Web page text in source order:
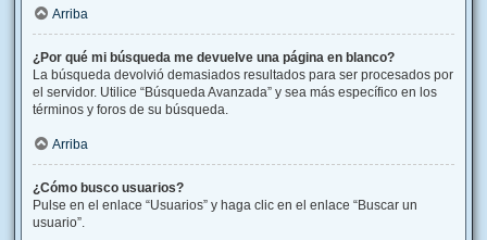
Arriba
¿Por qué mi búsqueda me devuelve una página en blanco?
La búsqueda devolvió demasiados resultados para ser procesados por
el servidor. Utilice “Búsqueda Avanzada” y sea más específico en los
términos y foros de su búsqueda.
Arriba
¿Cómo busco usuarios?
Pulse en el enlace “Usuarios” y haga clic en el enlace “Buscar un
usuario”.